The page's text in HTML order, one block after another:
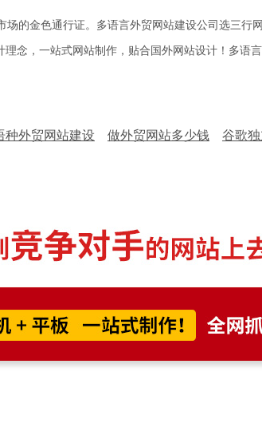
场的金色通行证。多语言外贸网站建设公司选三
念，一站式网站制作，贴合国外网站设计！多语
种外贸网站建设 做外贸网站多少钱 谷歌